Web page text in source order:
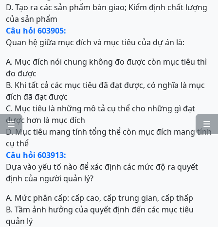


D. Tạo ra các sản phẩm bàn giao; Kiểm định chất lượng
của sản phẩm
Câu hỏi 603905:
Quan hệ giữa mục đích và mục tiêu của dự án là:
A. Mục đích nói chung không đo được còn mục tiêu thì
đo được
B. Khi tất cả các mục tiêu đã đạt được, có nghĩa là mục
đích đã đạt được
C. Mục tiêu là những mô tả cụ thể cho những gì đạt
được hơn là mục đích
D. Mục tiêu mang tính tổng thể còn mục đích mang tính
cụ thể
Câu hỏi 603913:
Dựa vào yếu tố nào để xác định các mức độ ra quyết
định của người quản lý?
A. Mức phân cấp: cấp cao, cấp trung gian, cấp thấp
B. Tầm ảnh hưởng của quyết định đến các mục tiêu
quản lý